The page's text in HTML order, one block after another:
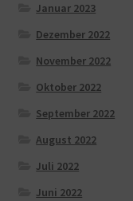
Januar 2023
Dezember 2022
November 2022
Oktober 2022
September 2022
August 2022
Juli 2022
Juni 2022